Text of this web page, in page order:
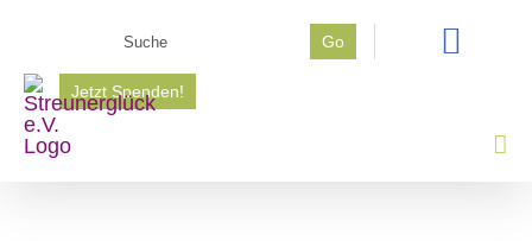
springen
Go
Jetzt Spenden!